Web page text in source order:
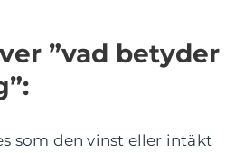
”vad betyder
som den vinst eller intäkt